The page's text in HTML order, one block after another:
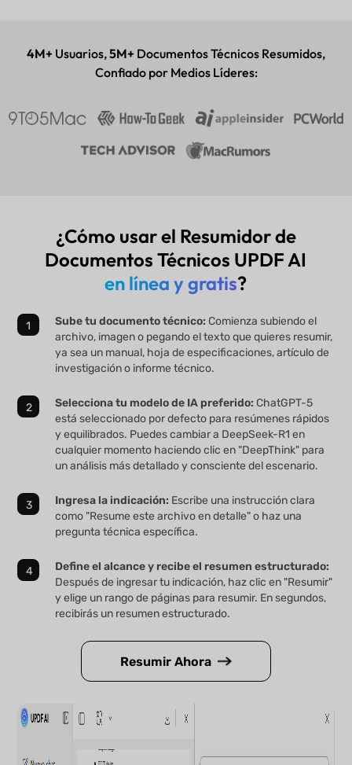
4M+ Usuarios,5M+ Documentos Técnicos Resumidos,
Confiado por Medios Líderes:
¿Cómo usar el Resumidor de
Documentos Técnicos UPDF AI
en línea y gratis?
Sube tu documento técnico: Comienza subiendo el
archivo, imagen o pegando el texto que quieres resumir,
ya sea un manual, hoja de especificaciones, artículo de
investigación o informe técnico.
Selecciona tu modelo de IA preferido: ChatGPT-5
está seleccionado por defecto para resúmenes rápidos
y equilibrados. Puedes cambiar a DeepSeek-R1 en
cualquier momento haciendo clic en "DeepThink" para
un análisis más detallado y consciente del escenario.
Ingresa la indicación: Escribe una instrucción clara
como "Resume este archivo en detalle" o haz una
pregunta técnica específica.
Define el alcance y recibe el resumen estructurado:
Después de ingresar tu indicación, haz clic en "Resumir"
y elige un rango de páginas para resumir. En segundos,
recibirás un resumen estructurado.
Resumir Ahora